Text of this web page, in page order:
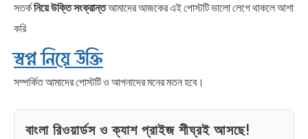
সতর্কনিয়ে উক্তি সংক্রান্তআমাদের আজকের এই পোস্টটি ভালো লেগে থাকলে আশা
করি
স্বপ্ন নিয়ে উক্তি
সম্পর্কিত আমাদের পোস্টটি ও আপনাদের মনের মতন হবে।
বাংলা রিওয়ার্ডস ও ক্যাশ প্রাইজ শীঘ্রই আসছে!